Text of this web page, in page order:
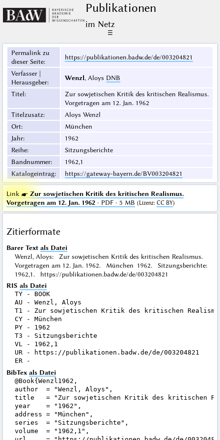
Publikationen
im Netz
☰
Permalink zu
dieser Seite:
https://publikationen.badw.de/de/003204821
Verfasser |
Herausgeber:
Wenzl, Aloys DNB
Titel:
Zur sowjetischen Kritik des kritischen Realismus.
Vorgetragen am 12. Jan. 1962
Titelzusatz:
Aloys Wenzl
Ort:
München
Jahr:
1962
Reihe:
Sitzungsberichte
Bandnummer:
1962,1
Katalogeintrag: https://gateway-bayern.de/BV003204821
Link ☛ Zur sowjetischen Kritik des kritischen Realismus.
Vorgetragen am 12. Jan. 1962· PDF · 5 MB (Lizenz: CC BY)
Zitierformate
Barer Text als Datei
Wenzl, Aloys: Zur sowjetischen Kritik des kritischen Realismus.
Vorgetragen am 12. Jan. 1962. München 1962. Sitzungsberichte:
1962,1. https://publikationen.badw.de/de/003204821
RIS als Datei
TY - BOOK
AU - Wenzl, Aloys
T1 - Zur sowjetischen Kritik des kritischen
CY - München
PY - 1962
T3 - Sitzungsberichte
VL - 1962,1
UR - https://publikationen.badw.de/de/003204821
BibTex als Datei
@Book{Wenzl1962,
author  = "Wenzl, Aloys",
title   = "Zur sowjetischen Kritik des kritischen
year    = "1962",
address = "München",
series  = "Sitzungsberichte",
volume  = "1962,1",